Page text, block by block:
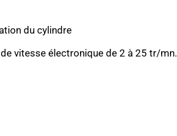
du cylindre
vitesse électronique de 2 à 25 tr/mn.